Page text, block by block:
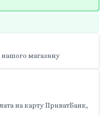
нашого магазину
на карту ПриватБанк,